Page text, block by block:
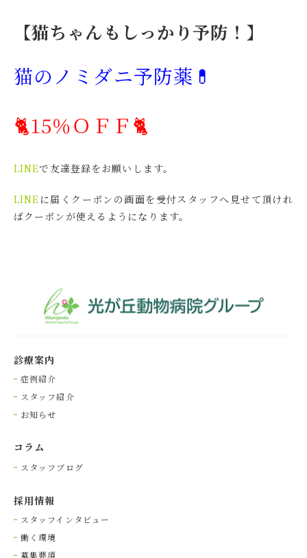
【猫ちゃんもしっかり予防！】
猫のノミダニ予防薬💊
🐈15％ＯＦＦ🐈
LINEで友達登録をお願いします。
LINE に届くクーポンの画面を受付スタッフへ見せて頂けれ
ばクーポンが使えるようになります。
診療案内
症例紹介
スタッフ紹介
お知らせ
コラム
スタッフブログ
採⽤情報
スタッフインタビュー
働く環境
募集要項